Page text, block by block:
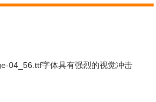
04_56.ttf字体具有强烈的视觉冲击